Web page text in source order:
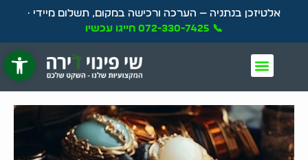
פתח
אלטיזכן בנתניה — הערכה ורכישה במקום, תשלום מיידי ·
📞 072-330-7425 חייגו עכשיו